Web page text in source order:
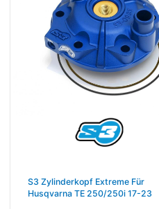
S3 Zylinderkopf Extreme Für
Husqvarna TE 250/250i 17-23